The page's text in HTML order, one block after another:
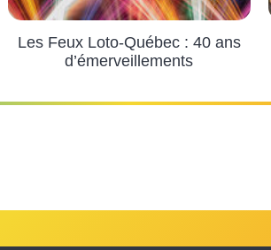
Les Feux Loto-Québec : 40 ans
d’émerveillements